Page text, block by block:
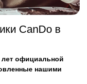
CanDo в
лет официальной
нашими